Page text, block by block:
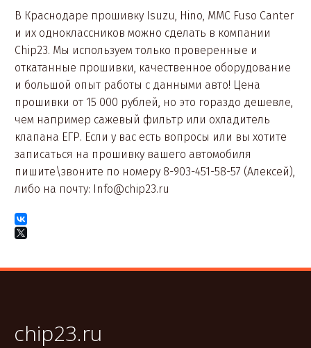
В Краснодаре прошивку Isuzu, Hino, MMC Fuso Canter
и их одноклассников можно сделать в компании
Chip23. Мы используем только проверенные и
откатанные прошивки, качественное оборудование
и большой опыт работы с данными авто! Цена
прошивки от 15 000 рублей, но это гораздо дешевле,
чем например сажевый фильтр или охладитель
клапана ЕГР. Если у вас есть вопросы или вы хотите
записаться на прошивку вашего автомобиля
пишите\звоните по номеру 8-903-451-58-57 (Алексей),
либо на почту: Info@chip23.ru
chip23.ru